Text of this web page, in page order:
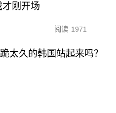
才刚开场
阅读 1971
太久的韩国站起来吗？